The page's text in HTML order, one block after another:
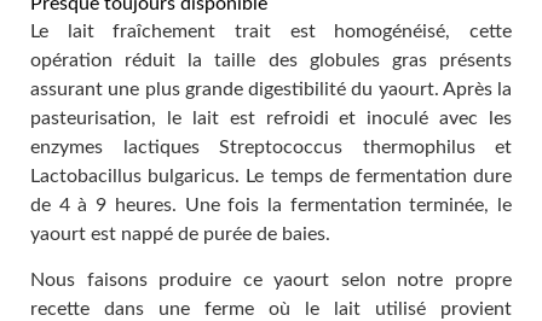
Le lait fraîchement trait est homogénéisé, cette
opération réduit la taille des globules gras présents
assurant une plus grande digestibilité du yaourt. Après la
pasteurisation, le lait est refroidi et inoculé avec les
enzymes lactiques Streptococcus thermophilus et
Lactobacillus bulgaricus. Le temps de fermentation dure
de 4 à 9 heures. Une fois la fermentation terminée, le
yaourt est nappé de purée de baies.
Nous faisons produire ce yaourt selon notre propre
recette dans une ferme où le lait utilisé provient